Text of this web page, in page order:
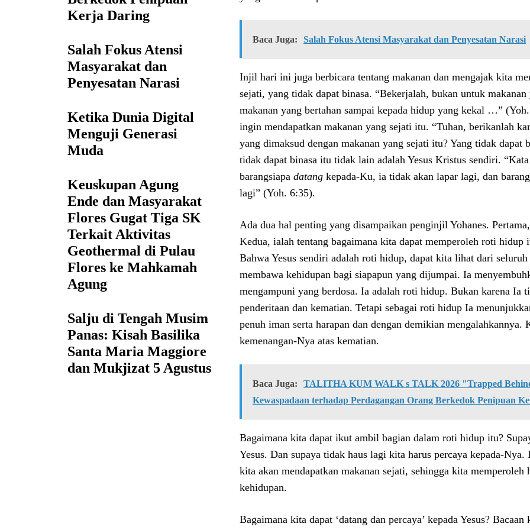
Kerja Daring
Salah Fokus Atensi
Masyarakat dan
Penyesatan Narasi
Ketika Dunia Digital
Menguji Generasi
Muda
Keuskupan Agung
Ende dan Masyarakat
Flores Gugat Tiga SK
Terkait Aktivitas
Geothermal di Pulau
Flores ke Mahkamah
Agung
Salju di Tengah Musim
Panas: Kisah Basilika
Santa Maria Maggiore
dan Mukjizat 5 Agustus
Baca Juga: Salah Fokus Atensi Masyarakat dan Penyesatan Narasi
Injil hari ini juga berbicara tentang makanan dan mengajak kita
sejati, yang tidak dapat binasa. “Bekerjalah, bukan untuk
makanan yang bertahan sampai kepada hidup yang kekal …”
ingin mendapatkan makanan yang sejati itu. “Tuhan, berikanlah
yang dimaksud dengan makanan yang sejati itu? Yang tidak
tidak dapat binasa itu tidak lain adalah Yesus Kristus sendiri.
barangsiapa datang kepada-Ku, ia tidak akan lapar lagi, dan
lagi” (Yoh. 6:35).
Ada dua hal penting yang disampaikan penginjil Yohanes.
Kedua, ialah tentang bagaimana kita dapat memperoleh roti
Bahwa Yesus sendiri adalah roti hidup, dapat kita lihat dari
membawa kehidupan bagi siapapun yang dijumpai. Ia
mengampuni yang berdosa. Ia adalah roti hidup. Bukan karena Ia
penderitaan dan kematian. Tetapi sebagai roti hidup Ia
penuh iman serta harapan dan dengan demikian mengalahkannya.
kemenangan-Nya atas kematian.
Baca Juga:
TALITHA KUM WALK s TALK 2026 "Trapped
Kewaspadaan terhadap Perdagangan Orang Berkedok Penipuan
Bagaimana kita dapat ikut ambil bagian dalam roti hidup itu?
Yesus. Dan supaya tidak haus lagi kita harus percaya kepada-
kita akan mendapatkan makanan sejati, sehingga kita
kehidupan.
Bagaimana kita dapat ‘datang dan percaya’ kepada Yesus?